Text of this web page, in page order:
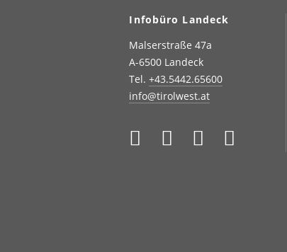
Infobüro Landeck
Malserstraße 47a
A-6500 Landeck
Tel.+43.5442.65600
info@tirolwest.at